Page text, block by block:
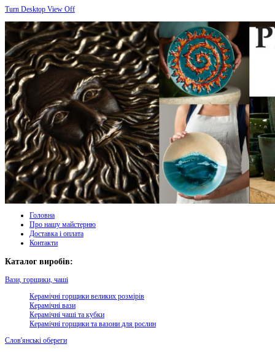
Turn Desktop View Off
Головна
Про нашу майстерню
Доставка і оплата
Контакти
Каталог виробів:
Вази, горщики, чаші
Керамічні горщики великих розмірів
Керамічні вази
Керамічні чаші та кубки
Керамічні горщики та вазони для рослин
Слов'янські обереги